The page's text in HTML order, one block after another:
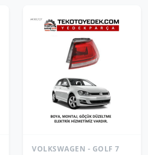
VOLKSWAGEN - GOLF 7